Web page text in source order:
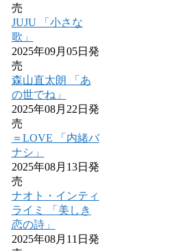
売
JUJU 「小さな
歌」
2025年09月05日発
売
森山直太朗 「あ
の世でね」
2025年08月22日発
売
＝LOVE 「内緒バ
ナシ」
2025年08月13日発
売
ナオト・インティ
ライミ 「美しき
恋の詩」
2025年08月11日発